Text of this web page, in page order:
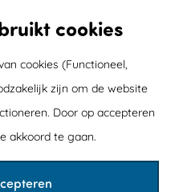
cookies
cookies (Functioneel,
zijn om de website
Door op accepteren
akkoord te gaan.
Shoppen